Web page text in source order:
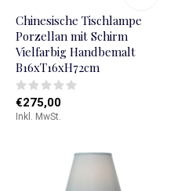
Chinesische Tischlampe
Porzellan mit Schirm
Vielfarbig Handbemalt
B16xT16xH72cm
€275,00
Inkl. MwSt.